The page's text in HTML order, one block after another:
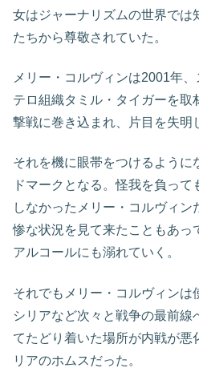
女はジャーナリズムの世界では
たちから尊敬されていた。
メリー・コルヴィンは2001年
テロ組織タミル・タイガーを取
撃戦に巻き込まれ、片目を失明
それを機に眼帯をつけるように
ドマークとなる。怪我を負って
しなかったメリー・コルヴィン
惨な状況を見て来たこともあっ
アルコールにも溺れていく。
それでもメリー・コルヴィンは
シリアなど次々と戦争の最前線
てたどり着いた場所が内戦が悪
リアのホムスだった。